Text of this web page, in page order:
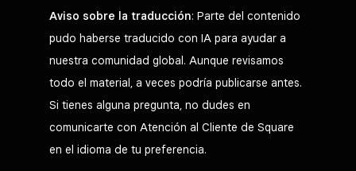
Aviso sobre la traducción: Parte del contenido
pudo haberse traducido con IA para ayudar a
nuestra comunidad global. Aunque revisamos
todo el material, a veces podría publicarse antes.
Si tienes alguna pregunta, no dudes en
comunicarte con Atención al Cliente de Square
en el idioma de tu preferencia.